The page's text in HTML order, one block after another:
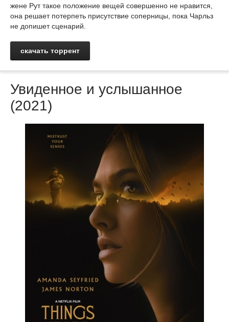
жене Рут такое положение вещей совершенно не нравится,
она решает потерпеть присутствие соперницы, пока Чарльз
не допишет сценарий.
скачать торрент
Увиденное и услышанное
(2021)